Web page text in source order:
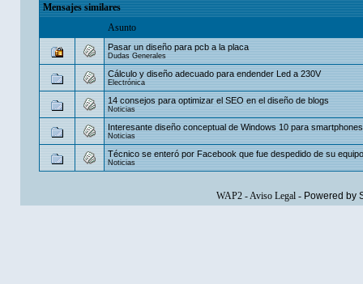
Mensajes similares
Asunto
Pasar un diseño para pcb a la placa
Dudas Generales
Cálculo y diseño adecuado para endender Led a 230V
Electrónica
14 consejos para optimizar el SEO en el diseño de blogs
Noticias
Interesante diseño conceptual de Windows 10 para smartphones
Noticias
Técnico se enteró por Facebook que fue despedido de su equipo
Noticias
WAP2-Aviso Legal- Powered by